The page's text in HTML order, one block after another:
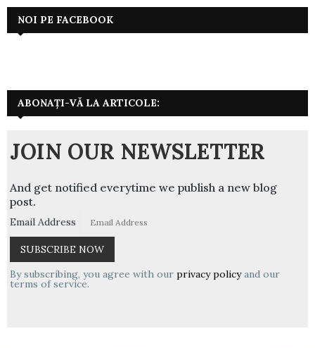
NOI PE FACEBOOK
ABONAȚI-VĂ LA ARTICOLE:
JOIN OUR NEWSLETTER
And get notified everytime we publish a new blog
post.
Email Address
By subscribing, you agree with our privacy policyand our
terms of service.